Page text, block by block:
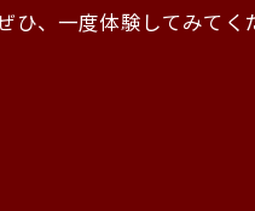
、一度体験してみて